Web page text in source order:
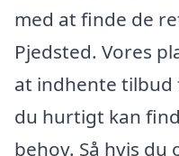
med at finde de
Pjedsted. Vores
at indhente tilbud
du hurtigt kan
behov. Så hvis